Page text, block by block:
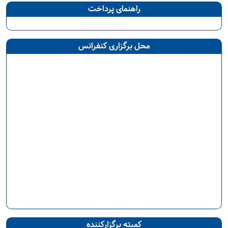
راهنمای پرداخت
محل برگزاری کنفرانس
کمیته برگزارکننده